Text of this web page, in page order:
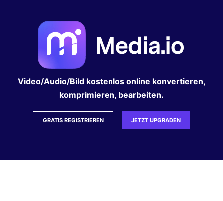
Video/Audio/Bild kostenlos online konvertieren,
komprimieren, bearbeiten.
GRATIS REGISTRIEREN JETZT UPGRADEN